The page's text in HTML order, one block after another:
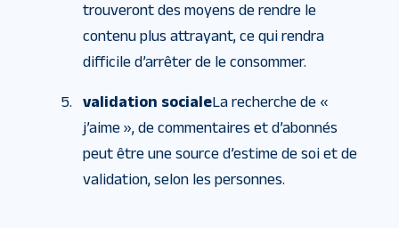
trouveront des moyens de rendre le
contenu plus attrayant, ce qui rendra
difficile d’arrêter de le consommer.
validation socialeLa recherche de «
j’aime », de commentaires et d’abonnés
peut être une source d’estime de soi et de
validation, selon les personnes.